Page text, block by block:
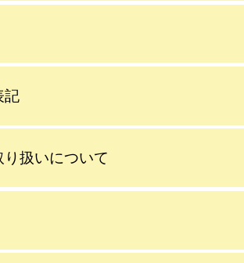
記
扱いについて